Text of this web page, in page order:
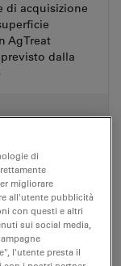
di acquisizione
AgTreat
dalla
standard,
con diversi
di
migliorare
all'utente pubblicità
con questi e altri
sui social media,
l'utente presta il